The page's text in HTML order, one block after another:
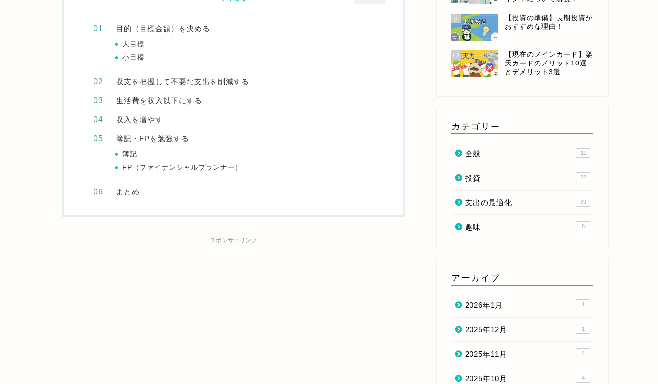
目的（目標金額）を決める
大目標
小目標
収支を把握して不要な支出を削減する
生活費を収入以下にする
収入を増やす
簿記・FPを勉強する
簿記
FP（ファイナンシャルプランナー）
まとめ
スポンサーリンク
9
【投資の準備】長期投資が
おすすめな理由！
10
【現在のメインカード】楽
天カードのメリット10選
とデメリット3選！
カテゴリー
全般 11
投資 22
支出の最適化 39
趣味 8
アーカイブ
2026年1月 1
2025年12月 1
2025年11月 4
2025年10月 4